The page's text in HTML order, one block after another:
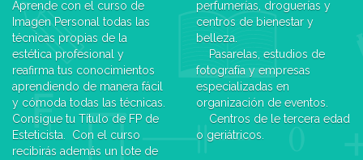
Aprende con el curso de
Imagen Personal todas las
técnicas propias de la
estética profesional y
reafirma tus conocimientos
aprendiendo de manera fácil
y cómoda todas las técnicas.
Consigue tu Título de FP de
Esteticista. Con el curso
recibirás además un lote de
perfumerías, droguerías y
centros de bienestar y
belleza.
Pasarelas, estudios de
fotografía y empresas
especializadas en
organización de eventos.
Centros de le tercera edad
o geriátricos.